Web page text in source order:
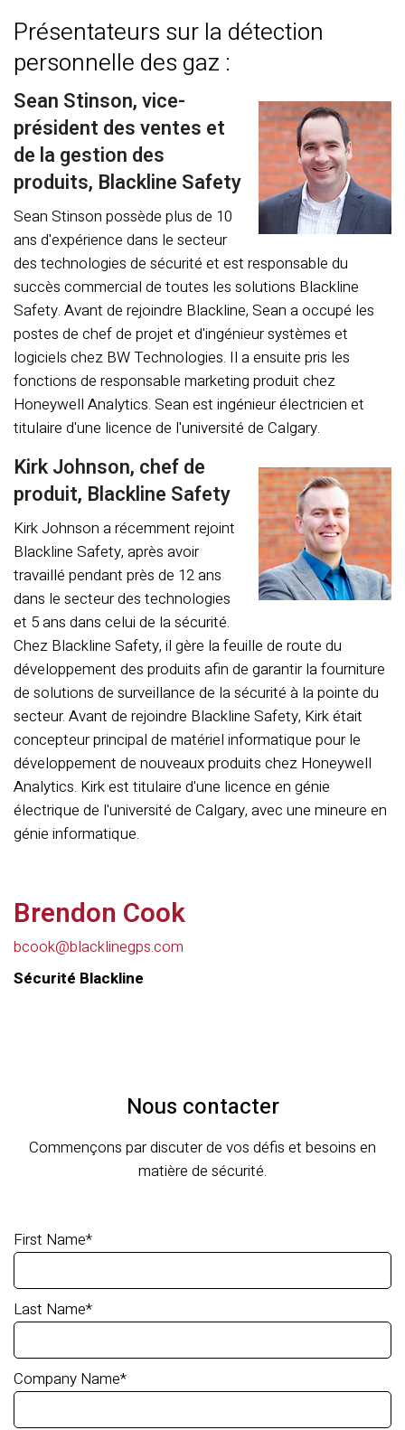
Présentateurs sur la détection
personnelle des gaz :
Sean Stinson, vice-
président des ventes et
de la gestion des
produits, Blackline Safety
Sean Stinson possède plus de 10
ans d'expérience dans le secteur
des technologies de sécurité et est responsable du
succès commercial de toutes les solutions Blackline
Safety. Avant de rejoindre Blackline, Sean a occupé les
postes de chef de projet et d'ingénieur systèmes et
logiciels chez BW Technologies. Il a ensuite pris les
fonctions de responsable marketing produit chez
Honeywell Analytics. Sean est ingénieur électricien et
titulaire d'une licence de l'université de Calgary.
Kirk Johnson, chef de
produit, Blackline Safety
Kirk Johnson a récemment rejoint
Blackline Safety, après avoir
travaillé pendant près de 12 ans
dans le secteur des technologies
et 5 ans dans celui de la sécurité.
Chez Blackline Safety, il gère la feuille de route du
développement des produits afin de garantir la fourniture
de solutions de surveillance de la sécurité à la pointe du
secteur. Avant de rejoindre Blackline Safety, Kirk était
concepteur principal de matériel informatique pour le
développement de nouveaux produits chez Honeywell
Analytics. Kirk est titulaire d'une licence en génie
électrique de l'université de Calgary, avec une mineure en
génie informatique.
Brendon Cook
bcook@blacklinegps.com
Sécurité Blackline
Nous contacter
Commençons par discuter de vos défis et besoins en
matière de sécurité.
First Name*
Last Name*
Company Name*